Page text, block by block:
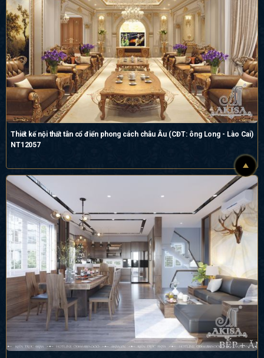
Thiết kế nội thất tân cổ điển phong cách châu Âu (CĐT: ông Long - Lào Cai)
NT12057